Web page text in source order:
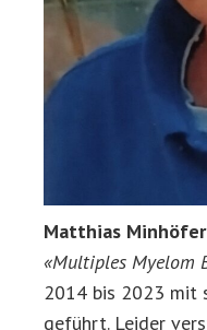
Matthias Minhöfer
«Multiples Myelom
2014 bis 2023 mit
geführt. Leider